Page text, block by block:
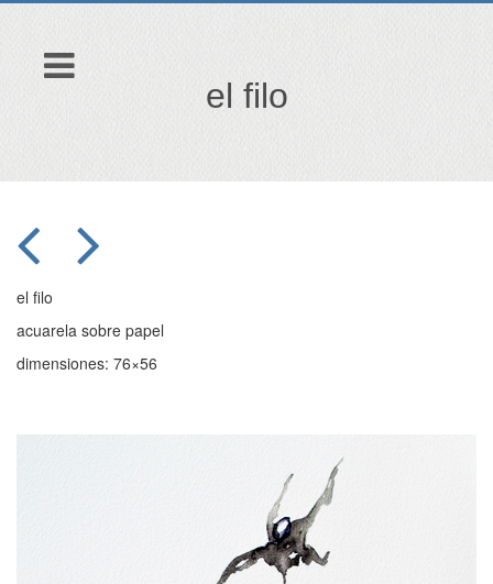
el filo
el filo
acuarela sobre papel
dimensiones: 76×56